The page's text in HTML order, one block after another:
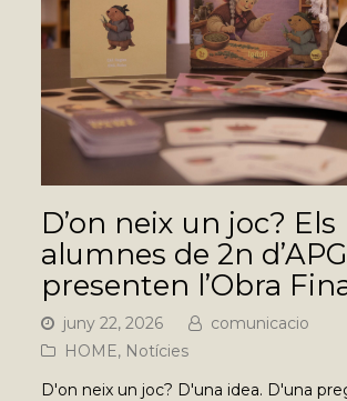
D’on neix un joc? Els
alumnes de 2n
presenten l’Obra
juny 22, 2026
comunicacio
HOME, Notícies
D'on neix un joc? D'una idea. D'una